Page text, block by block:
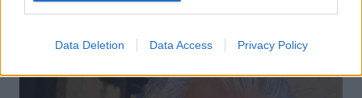
Data Deletion Data Access Privacy Policy